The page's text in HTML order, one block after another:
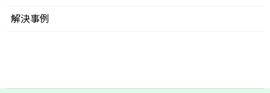
解決事例